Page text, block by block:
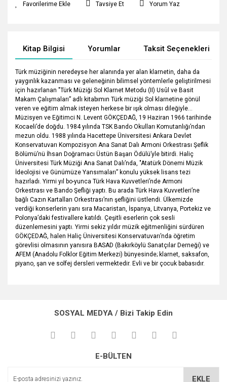
Tavsiye Et Yorum Yaz
Kitap Bilgisi Yorumlar Taksit Seçenekleri
Türk müziğinin neredeyse her alanında yer alan klarnetin, daha da
yaygınlık kazanması ve geleneğinin bilimsel yöntemlerle geliştirilmesi
için hazırlanan "Türk Müziği Sol Klarnet Metodu (II) Usûl ve Basit
Makam Çalışmaları” adlı kitabımın Türk müziği Sol klarnetine gönül
veren ve eğitim almak isteyen herkese bir ışık olması dileğiyle…
Müzisyen ve Eğitimci N. Levent GÖKÇEDAĞ, 19 Haziran 1966 tarihinde
Kocaeli’de doğdu. 1984 yılında TSK Bando Okulları Komutanlığı’ndan
mezun oldu. 1988 yılında Hacettepe Üniversitesi Ankara Devlet
Konservatuvarı Kompozisyon Ana Sanat Dalı Armoni Orkestrası Şeflik
Bölümü’nü İhsan Doğramacı Üstün Başarı Ödülü’yle bitirdi. Haliç
Üniversitesi Türk Müziği Ana Sanat Dalı’nda, "Atatürk Dönemi Müzik
İdeolojisi ve Günümüze Yansımaları” konulu yüksek lisans tezi
hazırladı. Yirmi yıl bo-yunca Türk Hava Kuvvetleri’nde Armoni
Orkestrası ve Bando Şefliği yaptı. Bu arada Türk Hava Kuvvetleri’ne
bağlı Cazın Kartalları Orkestrası’nın şefliğini üstlendi. Ülkemizde
verdiği konserlerin yanı sıra Macaristan, İspanya, Litvanya, Portekiz ve
Polonya’daki festivallere katıldı. Çeşitli eserlerin çok sesli
düzenlemesini yaptı. Yirmi sekiz yıldır müzik eğitmenliğini sürdüren
GÖKÇEDAĞ, halen Haliç Üniversitesi Konservatuvarı’nda öğretim
görevlisi olmasının yanısıra BASAD (Bakırköylü Sanatçılar Derneği) ve
AFEM (Anadolu Folklor Eğitim Merkezi) bünyesinde; klarnet, saksafon,
piyano, şan ve solfej dersleri vermektedir. Evli ve bir çocuk babasıdır.
kullanarak tarafımıza iletebilirsiniz.
Görüş ve önerileriniz için teşekkür ederiz.
Ürün açıklamasında eksik bilgiler bulunuyor.
SOSYAL MEDYA / Bizi Takip Edin
E-BÜLTEN
EKLE